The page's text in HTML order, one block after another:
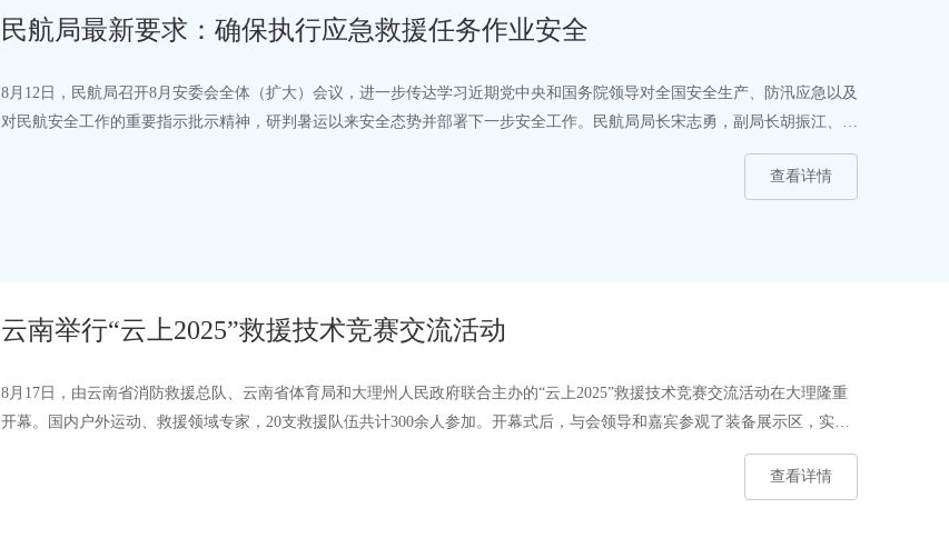
民航局最新要求：确保执行应急救援任务作业安全
8月12日，民航局召开8月安委会全体（扩大）会议，进一步传达学习近期党中央和国务院领导对全国安全生产、防汛应急以及
对民航安全工作的重要指示批示精神，研判暑运以来安全态势并部署下一步安全工作。民航局局长宋志勇，副局长胡振江、马
查看详情
云南举行“云上2025”救援技术竞赛交流活动
8月17日，由云南省消防救援总队、云南省体育局和大理州人民政府联合主办的“云上2025”救援技术竞赛交流活动在大理隆重
开幕。国内户外运动、救援领域专家，20支救援队伍共计300余人参加。开幕式后，与会领导和嘉宾参观了装备展示区，实地
查看详情